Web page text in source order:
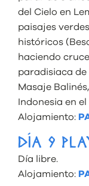
del Cielo en
paisajes
históricos
haciendo
paradisiaca
Masaje
Indonesia en el
Alojamiento:
DÍA 9
Día libre.
Alojamiento: